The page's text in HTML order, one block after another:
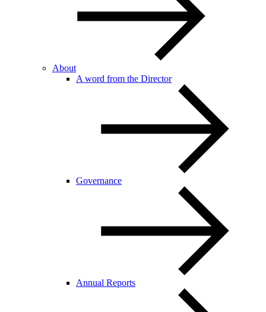
About
A word from the Director
Governance
Annual Reports